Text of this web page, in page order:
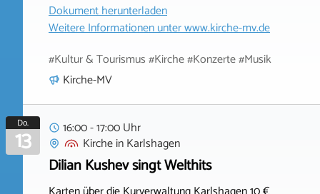
Dokument herunterladen
Weitere Informationen unterwww.kirche-mv.de
#Kultur & Tourismus #Kirche #Konzerte #Musik
Kirche-MV
Do.
13
16:00 - 17:00 Uhr
KircheinKarlshagen
Dilian Kushev singt Welthits